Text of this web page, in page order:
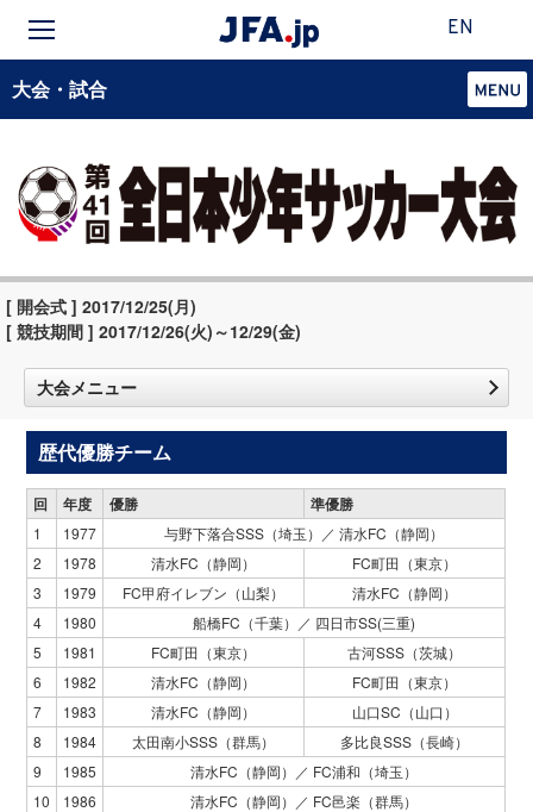
EN
大会・試合
[ 開会式 ] 2017/12/25(月)
[ 競技期間 ] 2017/12/26(火)～12/29(金)
大会メニュー
歴代優勝チーム
回 年度 優勝 準優勝
1 1977
与野下落合SSS（埼玉）／ 清水FC（静岡）
2
1978 清水FC（静岡）
FC町田（東京）
3
1979 FC甲府イレブン（山梨）
清水FC（静岡）
4
1980
船橋FC（千葉）／ 四日市SS(三重)
5
1981 FC町田（東京）
古河SSS（茨城）
6
1982 清水FC（静岡）
FC町田（東京）
7
1983 清水FC（静岡）
山口SC（山口）
8
1984 太田南小SSS（群馬）
多比良SSS（長崎）
9
1985
清水FC（静岡）／ FC浦和（埼玉）
10
1986
清水FC（静岡）／ FC邑楽（群馬）